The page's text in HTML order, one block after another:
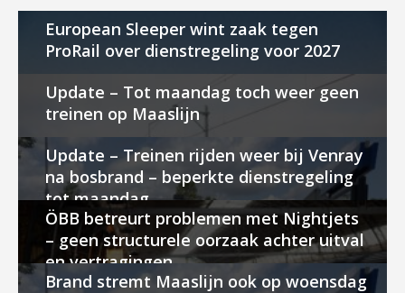
European Sleeper wint zaak tegen
ProRail over dienstregeling voor 2027
Update – Tot maandag toch weer geen
treinen op Maaslijn
Update – Treinen rijden weer bij Venray
na bosbrand – beperkte dienstregeling
tot maandag
ÖBB betreurt problemen met Nightjets
– geen structurele oorzaak achter uitval
en vertragingen
Brand stremt Maaslijn ook op woensdag